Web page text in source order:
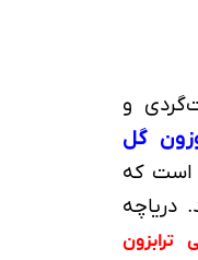
و
گل
است که
دریاچه
ترابزون